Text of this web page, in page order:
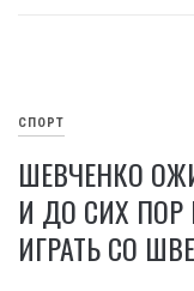
СПОРТ
ШЕВЧЕНКО
И ДО СИХ ПОР
ИГРАТЬ СО